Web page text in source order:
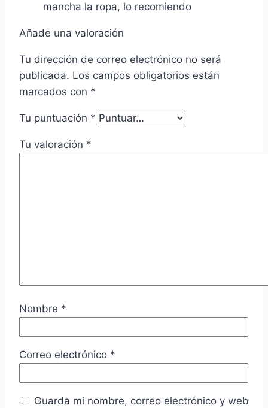
mancha la ropa, lo recomiendo
Añade una valoración
Tu dirección de correo electrónico no será
publicada. Los campos obligatorios están
marcados con *
Tu puntuación *
Tu valoración *
Nombre *
Correo electrónico *
Guarda mi nombre, correo electrónico y web